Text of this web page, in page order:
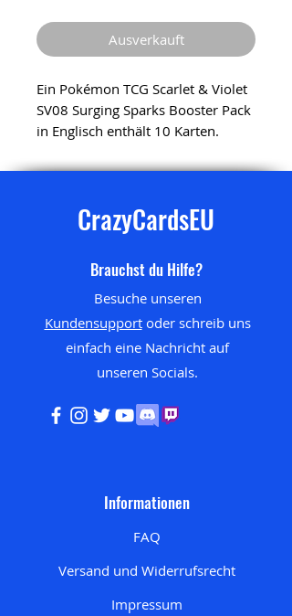
Ausverkauft
Ein Pokémon TCG Scarlet & Violet
SV08 Surging Sparks Booster Pack
in Englisch enthält 10 Karten.
CrazyCardsEU
Brauchst du Hilfe?
Besuche unseren
Kundensupportoder schreib uns
einfach eine Nachricht auf
unseren Socials.
Informationen
FAQ
Versand und Widerrufsrecht
Impressum